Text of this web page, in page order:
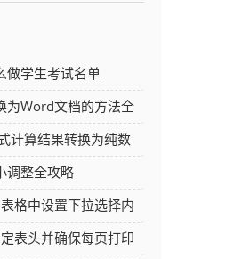
做学生考试名单
为Word文档的方法全
计算结果转换为纯数
调整全攻略
格中设置下拉选择内
表头并确保每页打印